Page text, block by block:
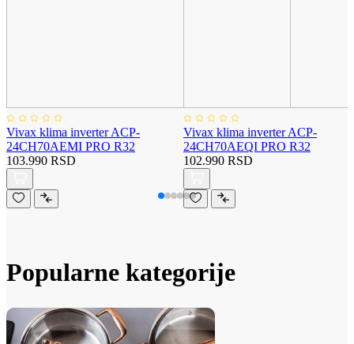
Vivax klima inverter ACP-
24CH70AEMI PRO R32
103.990 RSD
Vivax klima inverter ACP-
24CH70AEQI PRO R32
102.990 RSD
Popularne kategorije